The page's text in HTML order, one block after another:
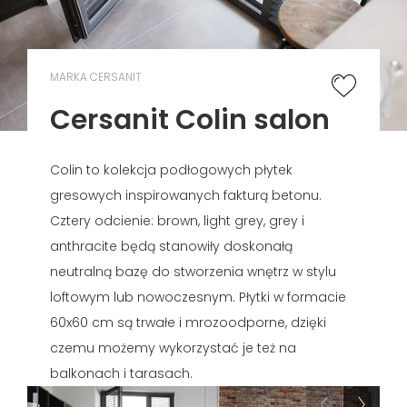
MARKA CERSANIT
Cersanit Colin salon
Colin to kolekcja podłogowych płytek
gresowych inspirowanych fakturą betonu.
Cztery odcienie: brown, light grey, grey i
anthracite będą stanowiły doskonałą
neutralną bazę do stworzenia wnętrz w stylu
loftowym lub nowoczesnym. Płytki w formacie
60x60 cm są trwałe i mrozoodporne, dzięki
czemu możemy wykorzystać je też na
balkonach i tarasach.